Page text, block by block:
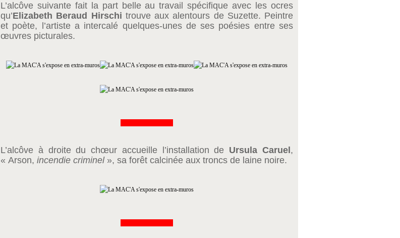
L’alcôve suivante fait la part belle au travail spécifique avec les ocres
qu’Elizabeth Beraud Hirschi trouve aux alentours de Suzette. Peintre
et poète, l’artiste a intercalé quelques-unes de ses poésies entre ses
œuvres picturales.
L’alcôve à droite du chœur accueille l’installation de Ursula Caruel ,
« Arson, incendie criminel », sa forêt calcinée aux troncs de laine noire.